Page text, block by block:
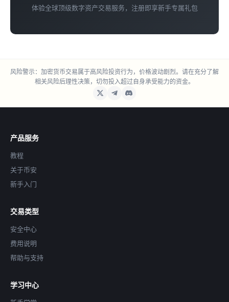
体验全球顶级数字资产交易服务，注册即享新手专属礼包
风险警示：加密货币交易属于高风险投资行为，价格波动剧烈。请在充分了解
相关风险后理性决策，切勿投入超过自身承受能力的资金。
产品服务
教程
关于币安
新手入门
交易类型
安全中心
费用说明
帮助与支持
学习中心